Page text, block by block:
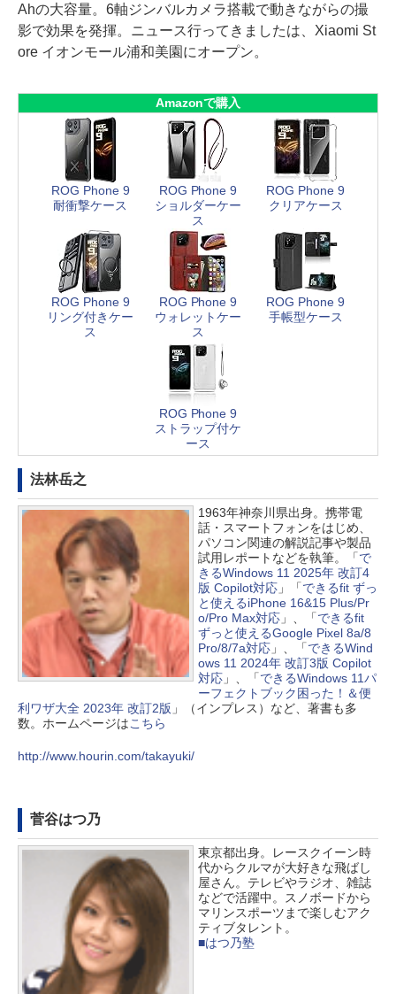
Ahの大容量。6軸ジンバルカメラ搭載で動きながらの撮
影で効果を発揮。ニュース行ってきましたは、Xiaomi St
ore イオンモール浦和美園にオープン。
Amazonで購入
ROG Phone 9
耐衝撃ケース
ROG Phone 9
ショルダーケー
ス
ROG Phone 9
クリアケース
ROG Phone 9
リング付きケー
ス
ROG Phone 9
ウォレットケー
ス
ROG Phone 9
手帳型ケース
ROG Phone 9
ストラップ付ケ
ース
法林岳之
1963年神奈川県出身。携帯電
話・スマートフォンをはじめ、
パソコン関連の解説記事や製品
試用レポートなどを執筆。「で
きるWindows 11 2025年 改訂4
版 Copilot対応」「できるfit ずっ
と使えるiPhone 16&15 Plus/Pr
o/Pro Max対応」、「できるfit
ずっと使えるGoogle Pixel 8a/8
Pro/8/7a対応」、「できるWind
ows 11 2024年 改訂3版 Copilot
対応」、「できるWindows 11パ
ーフェクトブック困った！＆便
利ワザ大全 2023年 改訂2版 」（インプレス）など、著書も多
数。ホームページはこちら
http://www.hourin.com/takayuki/
菅谷はつ乃
東京都出身。レースクイーン時
代からクルマが大好きな飛ばし
屋さん。テレビやラジオ、雑誌
などで活躍中。スノボードから
マリンスポーツまで楽しむアク
ティブタレント。
■はつ乃塾